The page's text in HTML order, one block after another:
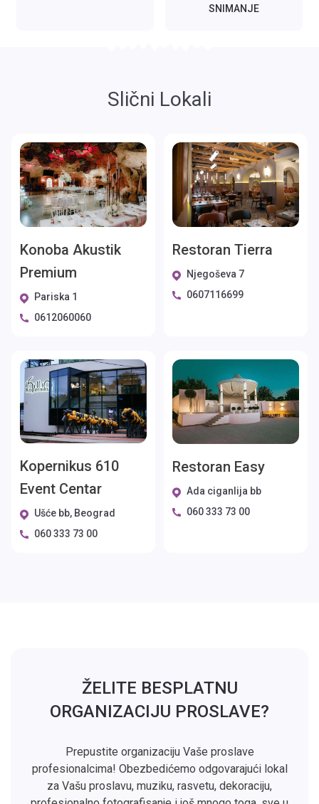
SNIMANJE
Slični Lokali
Konoba Akustik
Premium
Pariska 1
0612060060
Restoran Tierra
Njegoševa 7
0607116699
Kopernikus 610
Event Centar
Ušće bb, Beograd
060 333 73 00
Restoran Easy
Ada ciganlija bb
060 333 73 00
ŽELITE BESPLATNU
ORGANIZACIJU PROSLAVE?
Prepustite organizaciju Vaše proslave
profesionalcima! Obezbedićemo odgovarajući lokal
za Vašu proslavu, muziku, rasvetu, dekoraciju,